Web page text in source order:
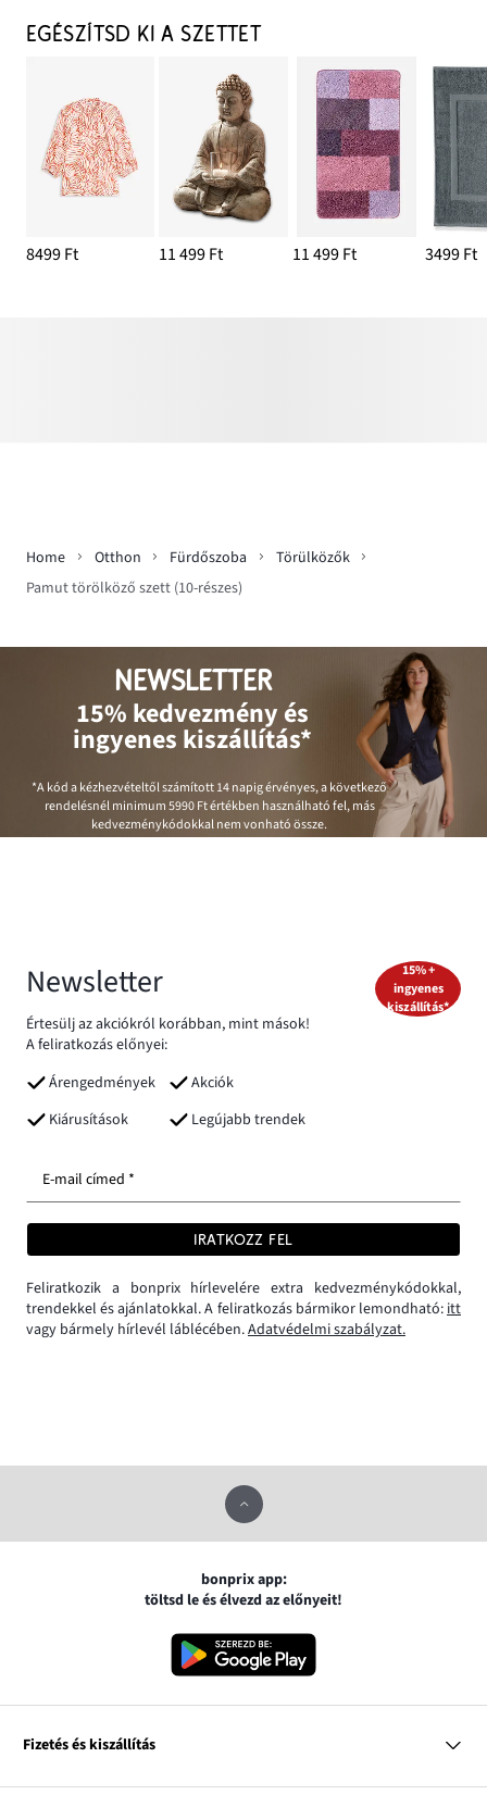
EGÉSZÍTSD KI A SZETTET
8499 Ft 11 499 Ft 11 499 Ft 3499 Ft
Home Otthon Fürdőszoba
Törülközők
Pamut törölköző szett (10-részes)
NEWSLETTER
15% kedvezmény és
ingyenes kiszállítás*
*A kód a kézhezvételtől számított 14 napig érvényes, a következő
rendelésnél minimum5990 Ftértékben használható fel, más
kedvezménykódokkal nem vonható össze.
Newsletter
Értesülj az akciókról korábban, mint mások!
A feliratkozás előnyei:
Árengedmények
Akciók
Kiárusítások
Legújabb trendek
15% +
ingyenes
kiszállítás*
E-mail címed *
IRATKOZZ FEL
Feliratkozik a bonprix hírlevelére extra kedvezménykódokkal,
trendekkel és ajánlatokkal. A feliratkozás bármikor lemondható: itt
vagy bármely hírlevél láblécében.Adatvédelmi szabályzat.
bonprix app:
töltsd le és élvezd az előnyeit!
Fizetés és kiszállítás